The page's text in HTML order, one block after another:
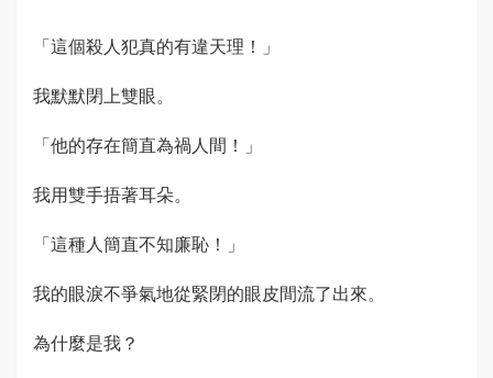
「這個殺人犯真的有違天理！」
我默默閉上雙眼。
「他的存在簡直為禍人間！」
我用雙手捂著耳朵。
「這種人簡直不知廉恥！」
我的眼淚不爭氣地從緊閉的眼皮間流了出來。
為什麼是我？